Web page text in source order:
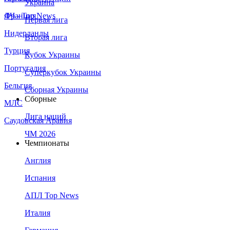
Франция
Нидерланды
Турция
Португалия
Бельгия
МЛС
Саудовская Аравия
ЛЧ - Top News
Украина
Первая лига
Вторая лига
Кубок Украины
Суперкубок Украины
Сборная Украины
Сборные
Лига наций
ЧМ 2026
Чемпионаты
Англия
Испания
АПЛ Top News
Италия